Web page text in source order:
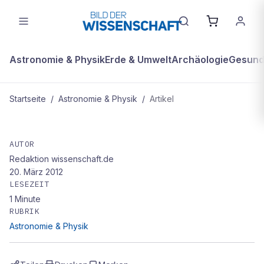
Astronomie & PhysikErde & UmweltArchäologie
Startseite / Astronomie & Physik / Artikel
Sterne mit Burn-out
AUTOR
Redaktion wissenschaft.de
20. März 2012
LESEZEIT
1 Minute
RUBRIK
Astronomie & Physik